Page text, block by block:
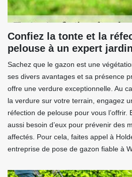
Confiez la tonte et la
pelouse à un expert
Sachez que le gazon est une
ses divers avantages et sa présence
offre une verdure exceptionnelle. Au
la verdure sur votre terrain, engagez
réfection de pelouse pour vous l’offrir.
aussi besoin d’eux pour prévenir des
affectés. Pour cela, faites appel à
entreprise de pose de gazon fiable à